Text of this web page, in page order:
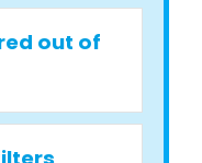
out of